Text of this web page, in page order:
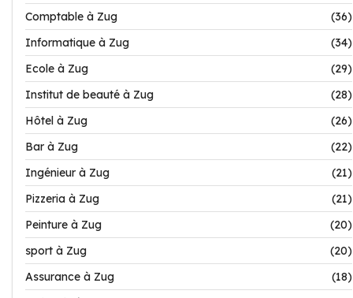
Comptable à Zug
(36)
Informatique à Zug
(34)
Ecole à Zug
(29)
Institut de beauté à Zug
(28)
Hôtel à Zug
(26)
Bar à Zug
(22)
Ingénieur à Zug
(21)
Pizzeria à Zug
(21)
Peinture à Zug
(20)
sport à Zug
(20)
Assurance à Zug
(18)